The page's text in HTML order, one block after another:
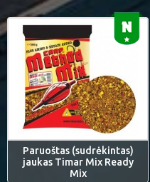
Paruoštas (sudrėkintas)
jaukas Timar Mix Ready
Mix